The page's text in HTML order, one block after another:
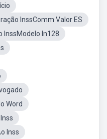
InssComm Valor ES
InssModelo In128
Word
Inss